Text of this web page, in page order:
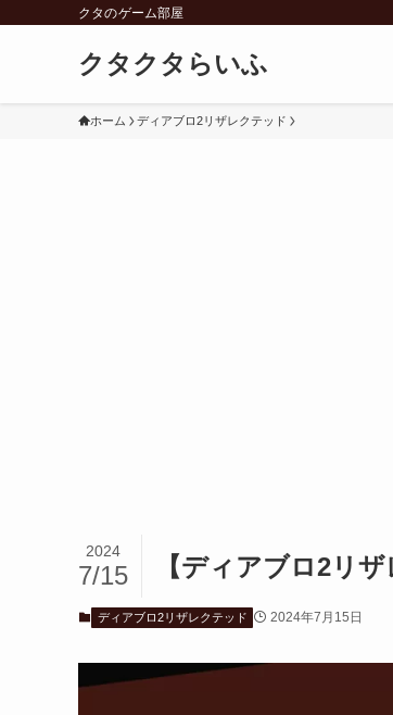
クタのゲーム部屋
クタクタらいふ
ホーム ディアブロ2リザレクテッド
【ディアブロ2リ
2024
7/15
ディアブロ2リザレクテッド 2024年7月15日